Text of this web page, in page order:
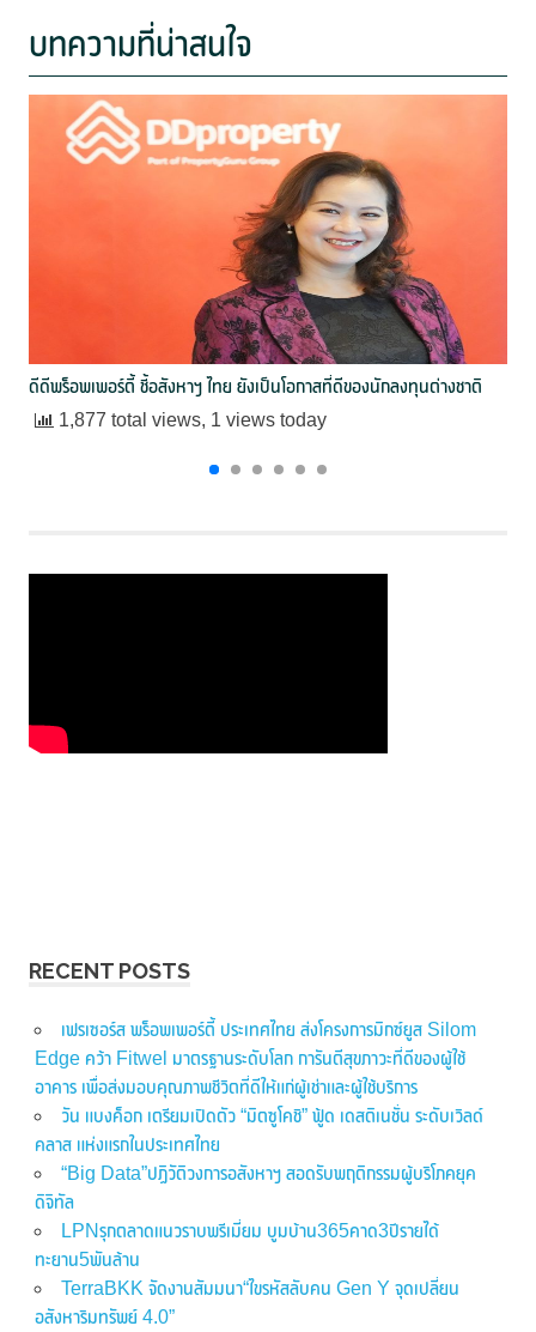
บทความที่น่าสนใจ
ดีดีพร็อพเพอร์ตี้ ชี้อสังหาฯ ไทย ยังเป็นโอกาสที่ดีของนักลงทุนต่างชาติ
1,877 total views, 1 views today
RECENT POSTS
เฟรเซอร์ส พร็อพเพอร์ตี้ ประเทศไทย ส่งโครงการมิกซ์ยูส Silom
Edge คว้า Fitwel มาตรฐานระดับโลก การันตีสุขภาวะที่ดีของผู้ใช้
อาคาร เพื่อส่งมอบคุณภาพชีวิตที่ดีให้แก่ผู้เช่าและผู้ใช้บริการ
วัน แบงค็อก เตรียมเปิดตัว “มิตซูโคชิ” ฟู้ด เดสติเนชั่น ระดับเวิลด์
คลาส แห่งแรกในประเทศไทย
“Big Data”ปฏิวัติวงการอสังหาฯ สอดรับพฤติกรรมผู้บริโภคยุค
ดิจิทัล
LPNรุกตลาดแนวราบพรีเมี่ยม บูมบ้าน365คาด3ปีรายได้
ทะยาน5พันล้าน
TerraBKK จัดงานสัมมนา“ไขรหัสลับคน Gen Y จุดเปลี่ยน
อสังหาริมทรัพย์ 4.0”